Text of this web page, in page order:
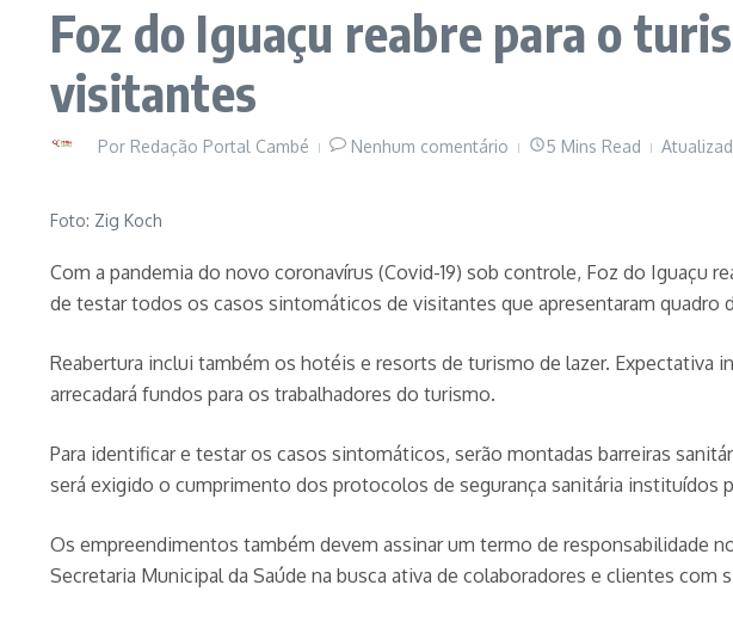
Foz do Iguaçu reabre para o
visitantes
Por Redação Portal Cambé Nenhum comentário 5 Mins Read
Foto: Zig Koch
Com a pandemia do novo coronavírus (Covid-19) sob controle, Foz do Iguaçu
de testar todos os casos sintomáticos de visitantes que apresentaram
Reabertura inclui também os hotéis e resorts de turismo de lazer. Expectativa
arrecadará fundos para os trabalhadores do turismo.
Para identificar e testar os casos sintomáticos, serão montadas barreiras
será exigido o cumprimento dos protocolos de segurança sanitária instituídos
Os empreendimentos também devem assinar um termo de responsabilidade
Secretaria Municipal da Saúde na busca ativa de colaboradores e clientes com